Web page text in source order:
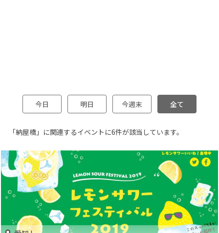
今日 明日 今週末 全て
「納屋橋」に関連するイベントに6件が該当しています。